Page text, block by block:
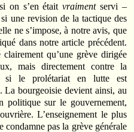
on s’en étaitvraimentservi –
une revision de la tactique des
ne s’impose, à notre avis, que
dans notre article précédent.
qu’une grève dirigée
mais directement contre la
si le prolétariat en lutte est
bourgeoisie devient ainsi, au
politique sur le gouvernement,
L’enseignement le plus
condamne pas la grève générale